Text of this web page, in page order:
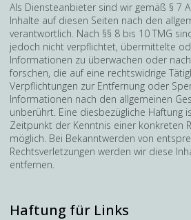
Als Diensteanbieter sind wir gemäß § 7
Inhalte auf diesen Seiten nach den
verantwortlich. Nach §§ 8 bis 10 TMG
jedoch nicht verpflichtet, übermittelte
Informationen zu überwachen oder
forschen, die auf eine rechtswidrige
Verpflichtungen zur Entfernung oder
Informationen nach den allgemeinen
unberührt. Eine diesbezügliche Haftung
Zeitpunkt der Kenntnis einer konkreten
möglich. Bei Bekanntwerden von
Rechtsverletzungen werden wir diese
entfernen.
Haftung für Links